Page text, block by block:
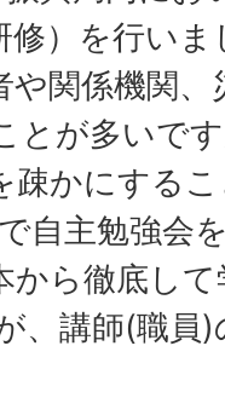
修）を行い
や関係機関
とが多いで
疎かにする
自主勉強会
から徹底し
、講師(職員